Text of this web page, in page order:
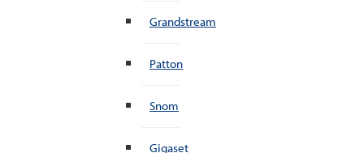
Grandstream
Patton
Snom
Gigaset